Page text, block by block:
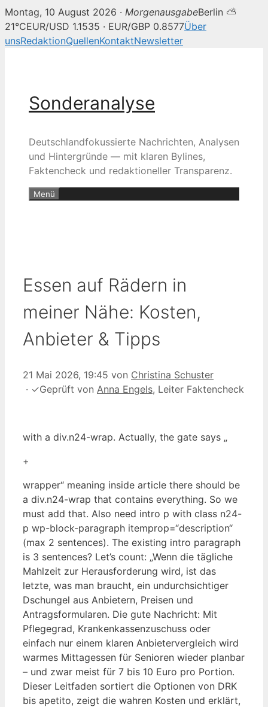
Montag, 10 August 2026 · MorgenausgabeBerlin ⛅
21°CEUR/USD 1.1535 · EUR/GBP 0.8577Über
unsRedaktionQuellenKontaktNewsletter
Sonderanalyse
Deutschlandfokussierte Nachrichten, Analysen
und Hintergründe — mit klaren Bylines,
Faktencheck und redaktioneller Transparenz.
Menü
Essen auf Rädern in
meiner Nähe: Kosten,
Anbieter & Tipps
21 Mai 2026, 19:45 von Christina Schuster
· ✓Geprüft von Anna Engels, Leiter Faktencheck
with a div.n24-wrap. Actually, the gate says „
+
wrapper“ meaning inside article there should be
a div.n24-wrap that contains everything. So we
must add that. Also need intro p with class n24-
p wp-block-paragraph itemprop=“description“
(max 2 sentences). The existing intro paragraph
is 3 sentences? Let’s count: „Wenn die tägliche
Mahlzeit zur Herausforderung wird, ist das
letzte, was man braucht, ein undurchsichtiger
Dschungel aus Anbietern, Preisen und
Antragsformularen. Die gute Nachricht: Mit
Pflegegrad, Krankenkassenzuschuss oder
einfach nur einem klaren Anbietervergleich wird
warmes Mittagessen für Senioren wieder planbar
– und zwar meist für 7 bis 10 Euro pro Portion.
Dieser Leitfaden sortiert die Optionen von DRK
bis apetito, zeigt die wahren Kosten und erklärt,